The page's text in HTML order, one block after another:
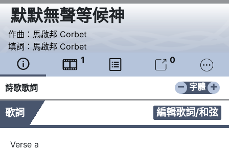
默默無聲等候神
作曲： 馬啟邦 Corbet
填詞： 馬啟邦 Corbet
  1   0 
詩歌歌詞 − +
字體
歌詞 編輯歌詞/和弦
Verse a